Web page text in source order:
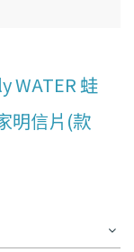
WATER 蛙
明信片(款